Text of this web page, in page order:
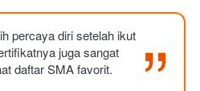
percaya diri setelah ikut
juga sangat
daftar SMA favorit.
“